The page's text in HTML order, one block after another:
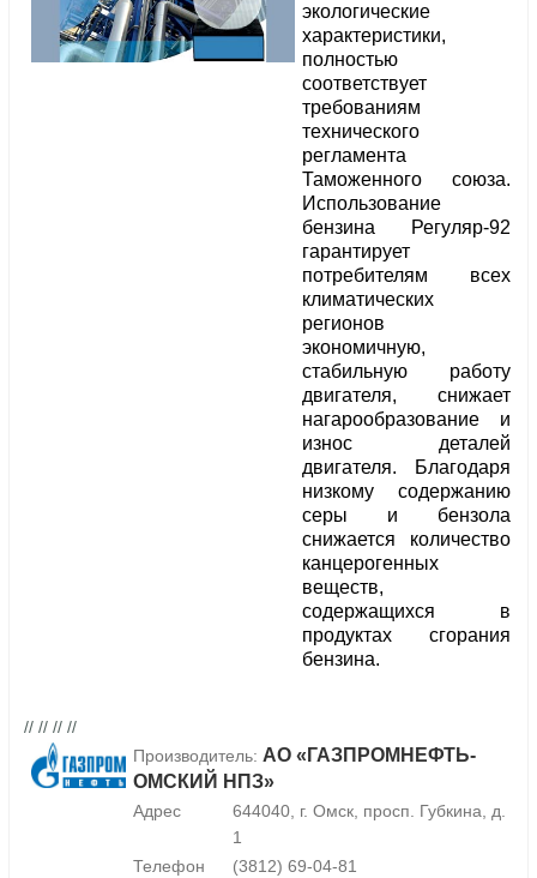
экологические
характеристики,
полностью
соответствует
требованиям
технического
регламента
Таможенного союза.
Использование
бензина Регуляр-92
гарантирует
потребителям всех
климатических
регионов
экономичную,
стабильную работу
двигателя, снижает
нагарообразование и
износ деталей
двигателя. Благодаря
низкому содержанию
серы и бензола
снижается количество
канцерогенных
веществ,
содержащихся в
продуктах сгорания
бензина.
// // // //
Производитель: АО «ГАЗПРОМНЕФТЬ-
ОМСКИЙ НПЗ»
Адрес
644040, г. Омск, просп. Губкина, д.
1
Телефон
(3812) 69-04-81